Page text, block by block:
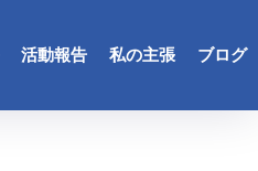
活動報告 私の主張 ブログ